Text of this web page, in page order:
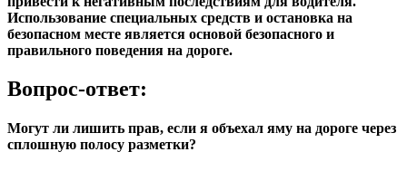
Использование специальных средств и остановка на
безопасном месте является основой безопасного и
правильного поведения на дороге.
Вопрос-ответ:
Могут ли лишить прав, если я объехал яму на дороге через
сплошную полосу разметки?